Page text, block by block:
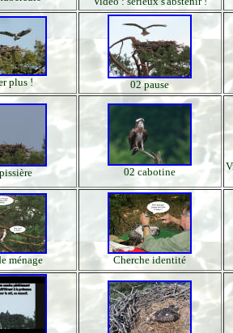
plus ! 02 pause
02 cabotine
ménage Cherche identité